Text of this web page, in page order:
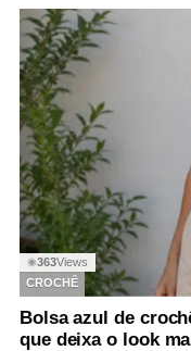
◉363Views
CROCHÊ
Bolsa azul de
que deixa o look